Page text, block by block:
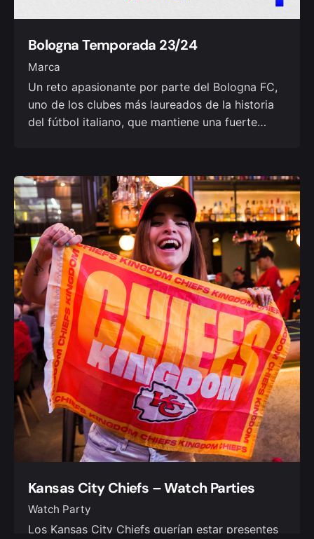
Bologna Temporada 23/24
Marca
Un reto apasionante por parte del Bologna FC,
uno de los clubes más laureados de la historia
del fútbol italiano, que mantiene una fuerte…
Kansas City Chiefs – Watch Parties
Watch Party
Los Kansas City Chiefs querían estar presentes